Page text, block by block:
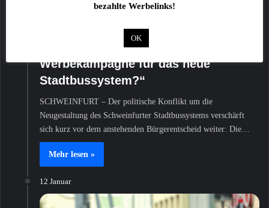
Bürgerentscheid? – OB-Kandidatin
Ulrike Schneider stellt Anfrage an die
Stadtwerke: „Was kostet die
Werbekampagne für das neue
Stadtbussystem?“
SCHWEINFURT – Der politische Konflikt um die
Neugestaltung des Schweinfurter Stadtbussystems verschärft
sich kurz vor dem anstehenden Bürgerentscheid weiter: Die…
Mehr lesen »
12 Januar
bezahlte Werbelinks!
OK